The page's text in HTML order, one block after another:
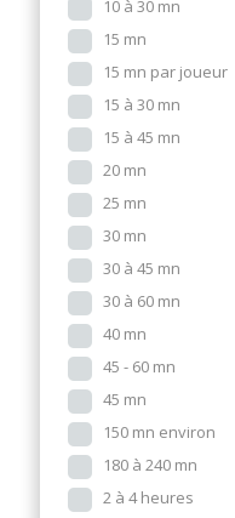
10 à 30 mn
15 mn
15 mn par joueur
15 à 30 mn
15 à 45 mn
20 mn
25 mn
30 mn
30 à 45 mn
30 à 60 mn
40 mn
45 - 60 mn
45 mn
150 mn environ
180 à 240 mn
2 à 4 heures